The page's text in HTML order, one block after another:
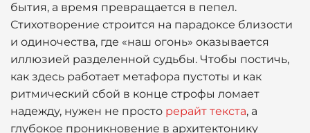
бытия, а время превращается в пепел.
Стихотворение строится на парадоксе близости
и одиночества, где «наш огонь» оказывается
иллюзией разделенной судьбы. Чтобы постичь,
как здесь работает метафора пустоты и как
ритмический сбой в конце строфы ломает
надежду, нужен не просто рерайт текста, а
глубокое проникновение в архитектонику